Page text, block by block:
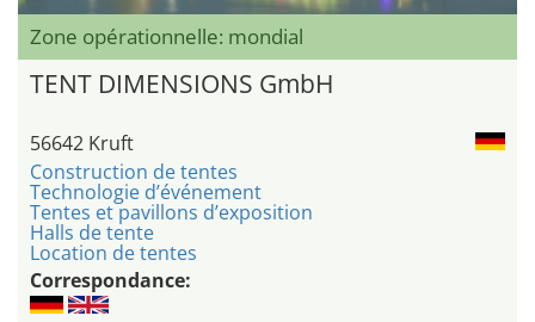
Zone opérationnelle: mondial
TENT DIMENSIONS GmbH
56642 Kruft
Construction de tentes
Technologie d’événement
Tentes et pavillons d’exposition
Halls de tente
Location de tentes
Correspondance: